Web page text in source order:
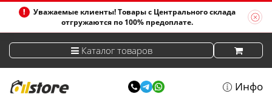
Уважаемые клиенты! Товары с Центрального склада
отгружаются по 100% предоплате.
Каталог товаров
Инфо